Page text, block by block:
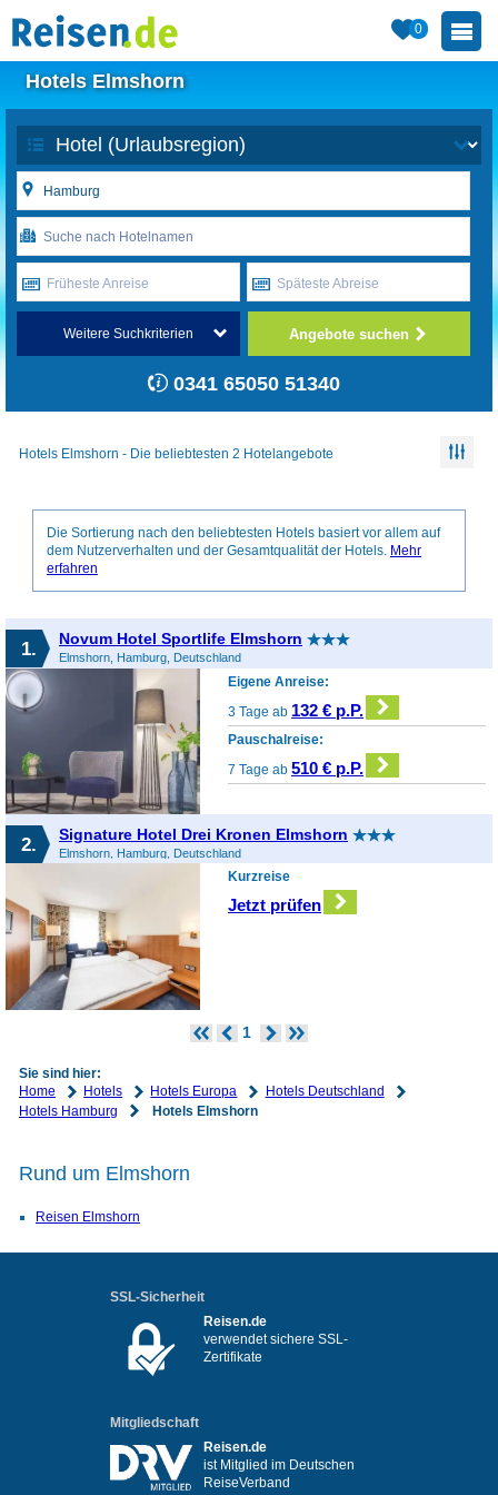
0
Hotels Elmshorn
Früheste Anreise Späteste Abreise
Weitere Suchkriterien Angebote suchen
0341 65050 51340
Hotels Elmshorn - Die beliebtesten 2 Hotelangebote
Die Sortierung nach den beliebtesten Hotels basiert vor allem auf
dem Nutzerverhalten und der Gesamtqualität der Hotels. Mehr
erfahren
1. Novum Hotel Sportlife Elmshorn
Elmshorn, Hamburg, Deutschland
Eigene Anreise:
3 Tage ab 132 € p.P.
Pauschalreise:
7 Tage ab510 € p.P.
2. Signature Hotel Drei Kronen Elmshorn
Elmshorn, Hamburg, Deutschland
Kurzreise
Jetzt prüfen
1
Sie sind hier:
Home
Hotels Hotels Europa
Hotels Deutschland
Hotels Hamburg
Hotels Elmshorn
Rund um Elmshorn
Reisen Elmshorn
SSL-Sicherheit
Reisen.de
verwendet sichere SSL-
Zertifikate
Mitgliedschaft
Reisen.de
ist Mitglied im Deutschen
ReiseVerband